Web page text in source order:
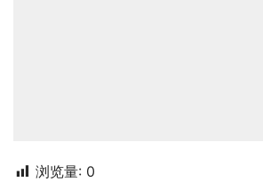
浏览量: 0